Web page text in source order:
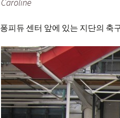
퐁피듀 센터 앞에 있는 지단의 축